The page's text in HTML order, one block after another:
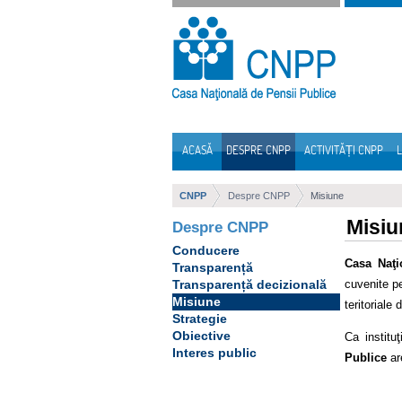
Sari la continut
ACASĂ DESPRE CNPP ACTIVITĂȚI CNPP
CNPP Despre CNPP Misiune
Despre CNPP
Conducere
Transparență
Transparență decizională
Misiune
Strategie
Obiective
Interes public
Casa
cuvenite
teritoriale
Ca
Publice